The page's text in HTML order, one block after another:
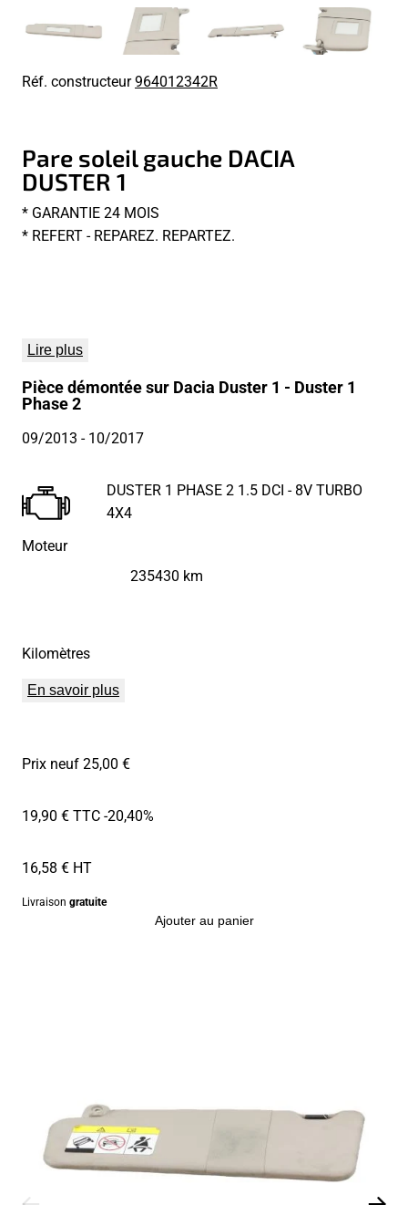
Réf. constructeur964012342R
Pare soleil gauche DACIA
DUSTER 1
* GARANTIE 24 MOIS
* REFERT - REPAREZ. REPARTEZ.
Lire plus
Pièce démontée sur Dacia Duster 1 - Duster 1
Phase 2
09/2013 - 10/2017
Moteur
DUSTER 1 PHASE 2 1.5 DCI - 8V TURBO
4X4
Kilomètres
235430 km
En savoir plus
Prix neuf 25,00 €
19,90 € TTC-20,40%
16,58 € HT
Livraison gratuite
Ajouter au panier